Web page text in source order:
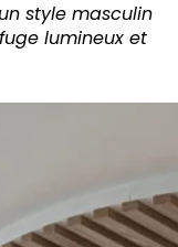
style masculin
lumineux et